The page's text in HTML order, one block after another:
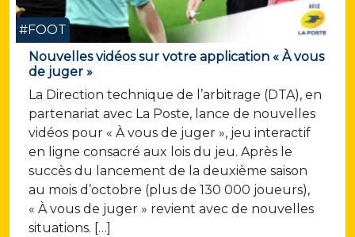
#FOOT
Nouvelles vidéos sur votre application « À vous
de juger »
La Direction technique de l’arbitrage (DTA), en
partenariat avec La Poste, lance de nouvelles
vidéos pour « À vous de juger », jeu interactif
en ligne consacré aux lois du jeu. Après le
succès du lancement de la deuxième saison
au mois d’octobre (plus de 130 000 joueurs),
« À vous de juger » revient avec de nouvelles
situations. […]